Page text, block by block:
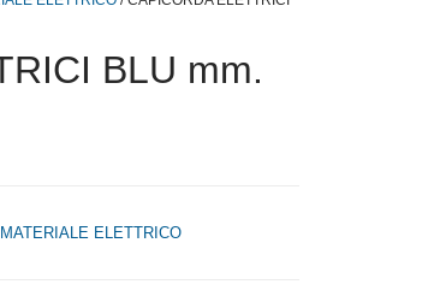
BLU mm.
ELETTRICO